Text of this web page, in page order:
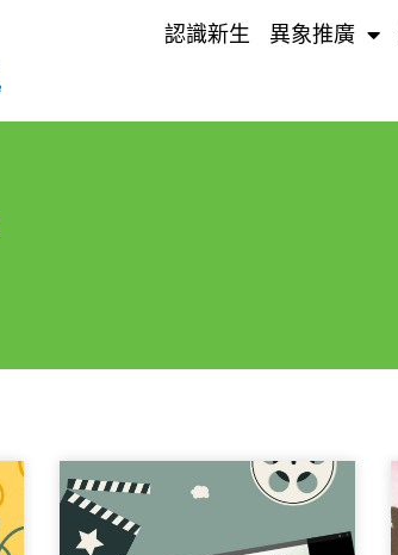
認識新生 異象推廣